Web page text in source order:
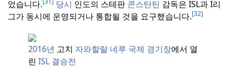
었습니다.
당시 인도의 스테판 콘스탄틴 감독은 ISL과 I리
그가 동시에 운영되거나 통합될 것을 요구했습니다.[32]
2016년 고치 자와할랄 네루 국제 경기장에서 열
린 ISL 결승전